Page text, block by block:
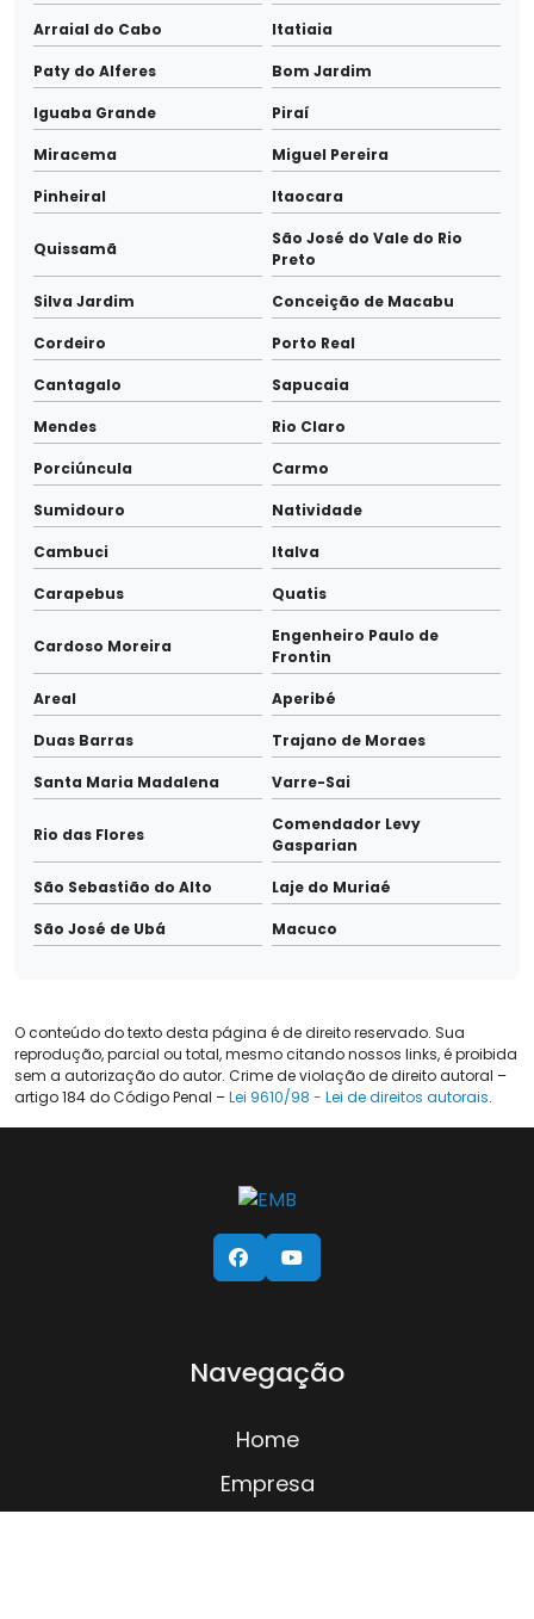
Arraial do Cabo Itatiaia
Paty do Alferes Bom Jardim
Iguaba Grande Piraí
Miracema Miguel Pereira
Pinheiral Itaocara
Quissamã
São José do Vale do Rio
Preto
Silva Jardim Conceição de Macabu
Cordeiro Porto Real
Cantagalo Sapucaia
Mendes Rio Claro
Porciúncula Carmo
Sumidouro Natividade
Cambuci Italva
Carapebus Quatis
Cardoso Moreira
Engenheiro Paulo de
Frontin
Areal Aperibé
Duas Barras Trajano de Moraes
Santa Maria Madalena Varre-Sai
Rio das Flores
Comendador Levy
Gasparian
São Sebastião do Alto Laje do Muriaé
São José de Ubá Macuco
O conteúdo do texto desta página é de direito reservado. Sua
reprodução, parcial ou total, mesmo citando nossos links, é proibida
sem a autorização do autor. Crime de violação de direito autoral –
artigo 184 do Código Penal –Lei 9610/98 - Lei de direitos autorais.
Navegação
Home
Empresa